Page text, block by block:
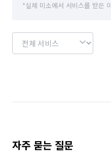
*실제 미소에서 서비스를 받은
자주 묻는 질문